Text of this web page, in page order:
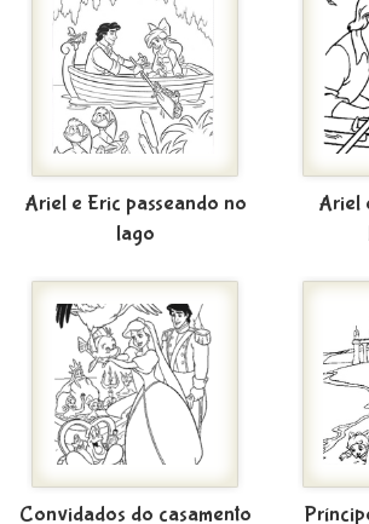
Ariel e Eric passeando no
lago
Ariel
Convidados do casamento